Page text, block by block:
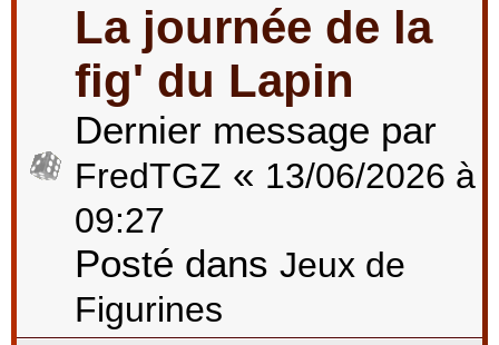
La journée de la
fig' du Lapin
Dernier message par
FredTGZ « 13/06/2026 à
09:27
Posté dans Jeux de
Figurines